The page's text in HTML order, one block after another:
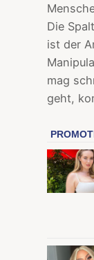
Die
ist der
mag
geht,